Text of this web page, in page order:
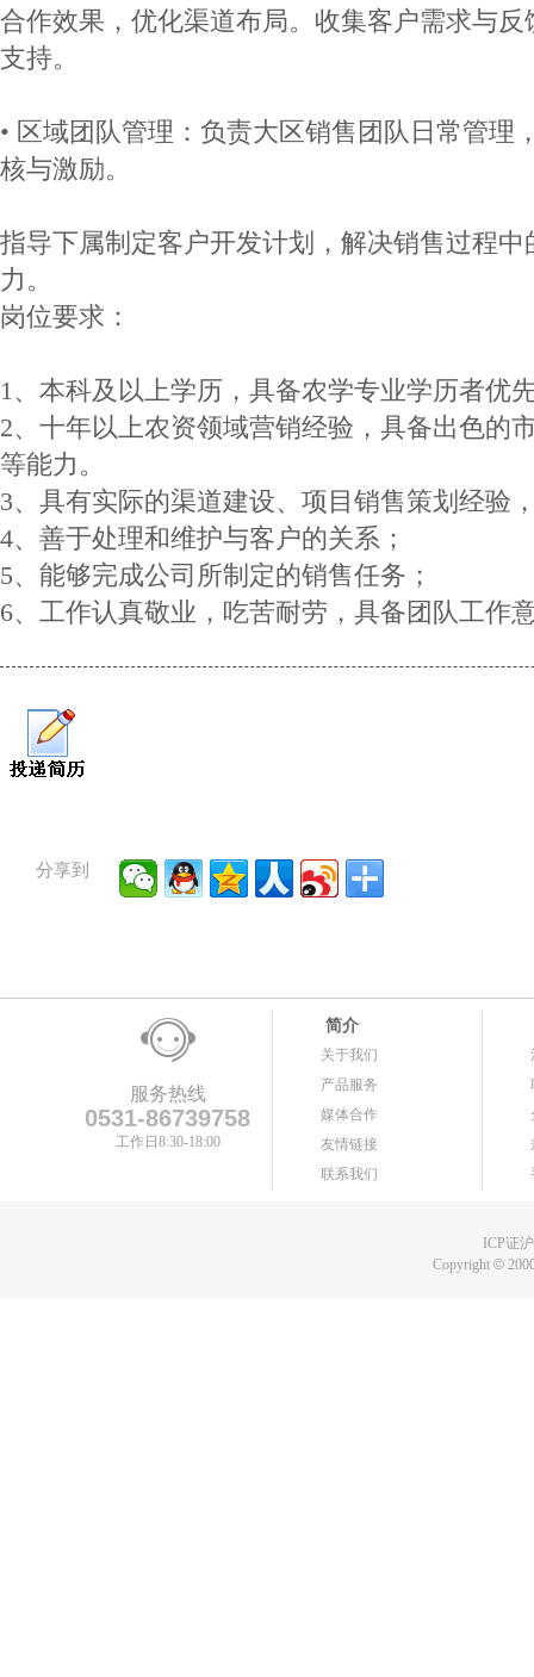
合作效果，优化渠道布局。收集客户需求与
支持。
• 区域团队管理：负责大区销售团队日常管理
核与激励。
指导下属制定客户开发计划，解决销售过程
力。
岗位要求：
1、本科及以上学历，具备农学专业学历者优
2、十年以上农资领域营销经验，具备出色的
等能力。
3、具有实际的渠道建设、项目销售策划经验
4、善于处理和维护与客户的关系；
5、能够完成公司所制定的销售任务；
6、工作认真敬业，吃苦耐劳，具备团队工作
分享到
服务热线
0531-86739758
工作日8:30-18:00
简介
关于我们
产品服务
媒体合作
友情链接
联系我们
ICP证
Copyright©